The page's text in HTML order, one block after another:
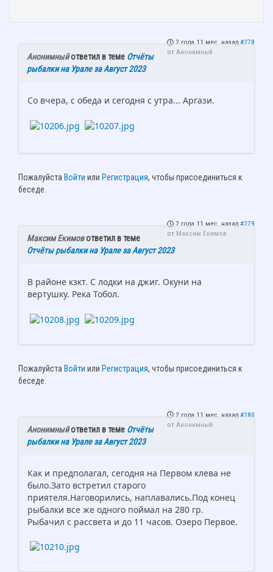
2 года 11 мес. назад #278
от Анонимный
Анонимныйответил в теме Отчёты
рыбалки на Урале за Август 2023
Со вчера, с обеда и сегодня с утра... Аргази.
Пожалуйста Войти или Регистрация, чтобы присоединиться к
беседе.
2 года 11 мес. назад #279
от Максим Екимов
Максим Екимовответил в теме
Отчёты рыбалки на Урале за Август 2023
В районе кзкт. С лодки на джиг. Окуни на
вертушку. Река Тобол.
Пожалуйста Войти или Регистрация, чтобы присоединиться к
беседе.
2 года 11 мес. назад #280
от Анонимный
Анонимныйответил в теме Отчёты
рыбалки на Урале за Август 2023
Как и предполагал, сегодня на Первом клева не
было.Зато встретил старого
приятеля.Наговорились, наплавались.Под конец
рыбалки все же одного поймал на 280 гр.
Рыбачил с рассвета и до 11 часов. Озеро Первое.